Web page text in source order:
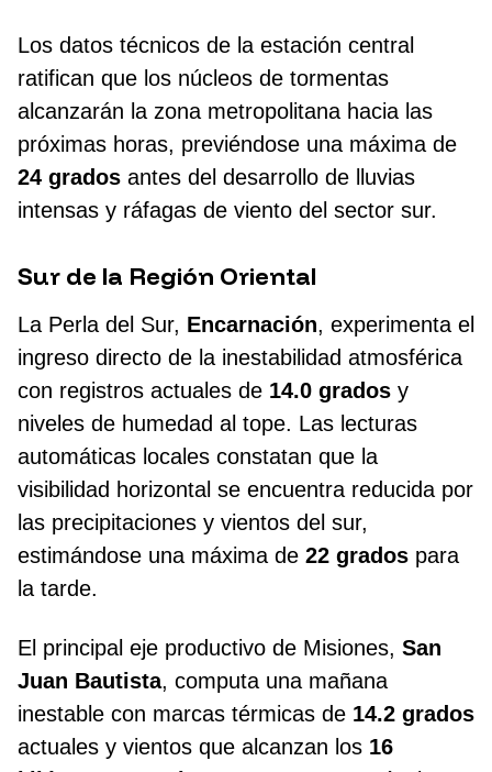
Los datos técnicos de la estación central
ratifican que los núcleos de tormentas
alcanzarán la zona metropolitana hacia las
próximas horas, previéndose una máxima de
24 grados antes del desarrollo de lluvias
intensas y ráfagas de viento del sector sur.
Sur de la Región Oriental
La Perla del Sur, Encarnación, experimenta el
ingreso directo de la inestabilidad atmosférica
con registros actuales de 14.0 grados y
niveles de humedad al tope. Las lecturas
automáticas locales constatan que la
visibilidad horizontal se encuentra reducida por
las precipitaciones y vientos del sur,
estimándose una máxima de 22 grados para
la tarde.
El principal eje productivo de Misiones, San
Juan Bautista, computa una mañana
inestable con marcas térmicas de 14.2 grados
actuales y vientos que alcanzan los 16